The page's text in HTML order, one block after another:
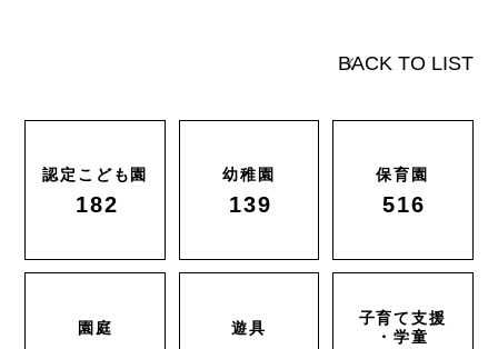
BACK TO LIST
認定こども園
182
幼稚園
139
保育園
516
園庭 遊具
子育て支援
・学童